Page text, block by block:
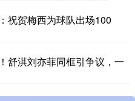
祝贺梅西为球队出场100
舒淇刘亦菲同框引争议，一